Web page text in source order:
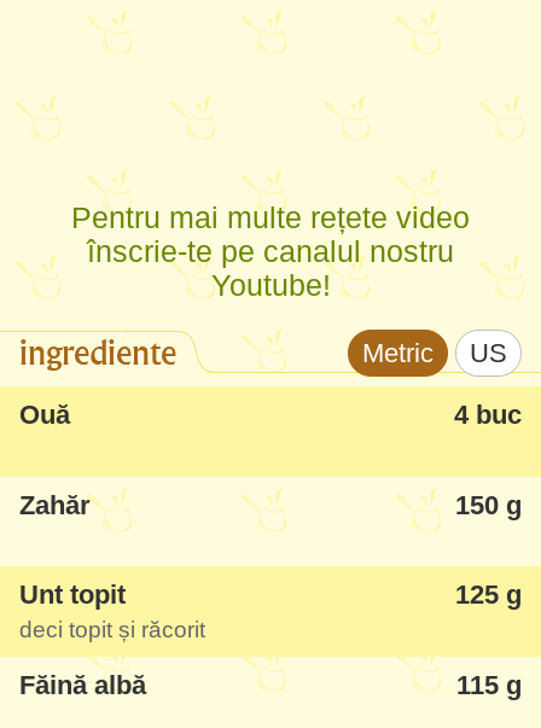
Grosimea prăjiturii deștepte cu ciocolată
depinde de mărimea tăvii în care o faceți, a
mea este
25x25cm
, și mare grijă să nu o
faceți în tava cu borduri detașabile că o
veți scobi din cuptor, eu așa am făcut...
Încă o precizare importantă, observați că
folosesc mixerul doar pentru a bate
albușurile, mai departe folosesc un tel
pentru că este un aluat foarte lichid și mă
veți înjura de cât puteți stropi în bucătărie!
veți avea un rezultat excelent și verificat pe
Pentru mai multe rețete video
înscrie-te pe canalul nostru
Youtube!
ingrediente Metric US
Ouă 4 buc
Zahăr 150 g
Unt topit 125 g
deci topit și răcorit
Făină albă 115 g